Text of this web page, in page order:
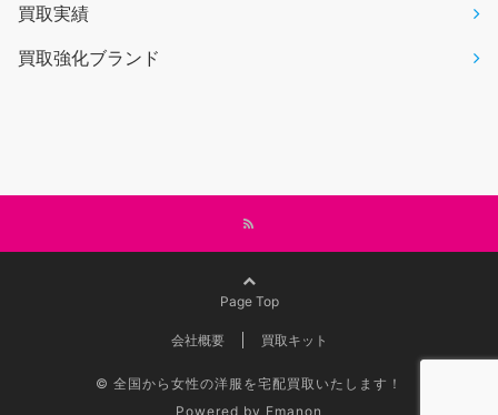
買取実績
買取強化ブランド
Page Top
会社概要 買取キット
© 全国から女性の洋服を宅配買取いたします！
Powered by Emanon